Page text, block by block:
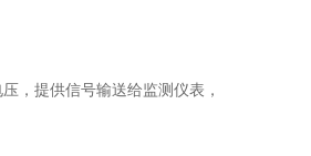
，提供信号输送给监测仪表，